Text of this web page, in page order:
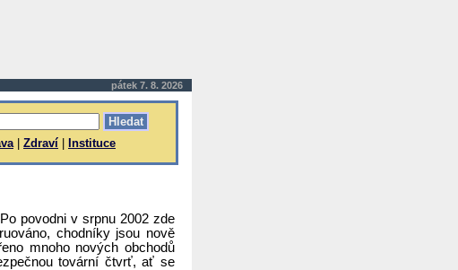
pátek 7. 8. 2026
| Zdraví Instituce
povodni v srpnu 2002 zde
chodníky jsou nově
mnoho nových obchodů
tovární čtvrť, ať se